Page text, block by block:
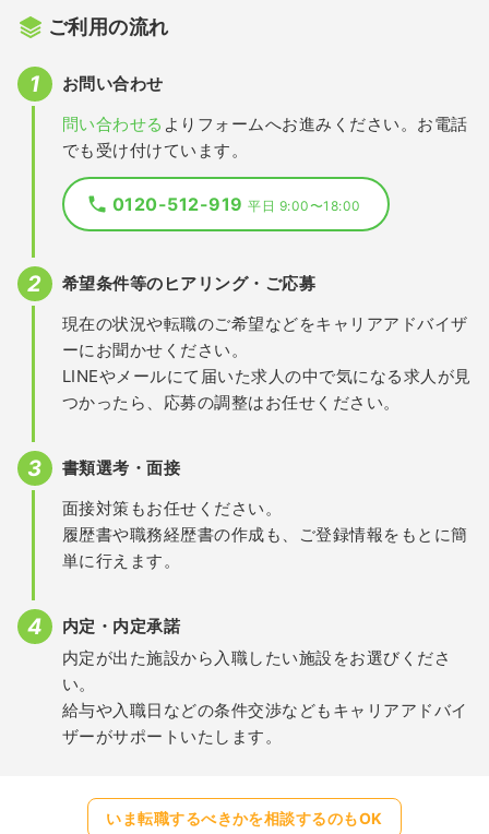
ご利用の流れ
お問い合わせ
問い合わせる よりフォームへお進みください。お電話
でも受け付けています。
0120-512-919平日 9:00〜18:00
希望条件等のヒアリング・ご応募
現在の状況や転職のご希望などをキャリアアドバイザ
ーにお聞かせください。
LINEやメールにて届いた求人の中で気になる求人が見
つかったら、応募の調整はお任せください。
書類選考・面接
面接対策もお任せください。
履歴書や職務経歴書の作成も、ご登録情報をもとに簡
単に行えます。
内定・内定承諾
内定が出た施設から入職したい施設をお選びくださ
い。
給与や入職日などの条件交渉などもキャリアアドバイ
ザーがサポートいたします。
いま転職するべきかを相談するのもOK